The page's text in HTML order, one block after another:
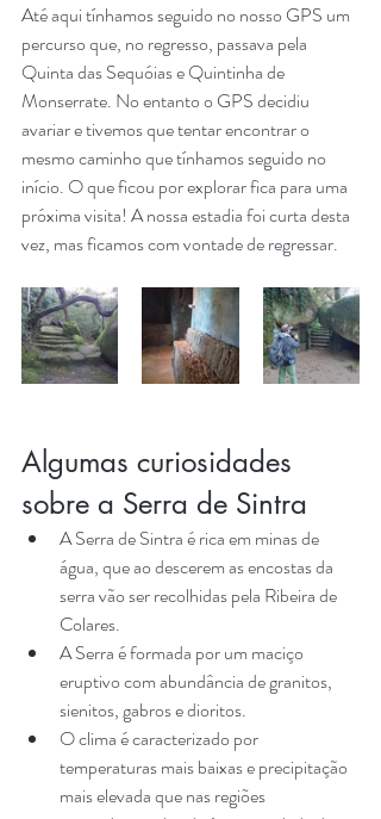
Até aqui tínhamos seguido no nosso GPS um
percurso que, no regresso, passava pela
Quinta das Sequóias e Quintinha de
Monserrate. No entanto o GPS decidiu
avariar e tivemos que tentar encontrar o
mesmo caminho que tínhamos seguido no
início. O que ficou por explorar fica para uma
próxima visita! A nossa estadia foi curta desta
vez, mas ficamos com vontade de regressar.
Algumas curiosidades
sobre a Serra de Sintra
A Serra de Sintra é rica em minas de
água, que ao descerem as encostas da
serra vão ser recolhidas pela Ribeira de
Colares.
A Serra é formada por um maciço
eruptivo com abundância de granitos,
sienitos, gabros e dioritos.
O clima é caracterizado por
temperaturas mais baixas e precipitação
mais elevada que nas regiões